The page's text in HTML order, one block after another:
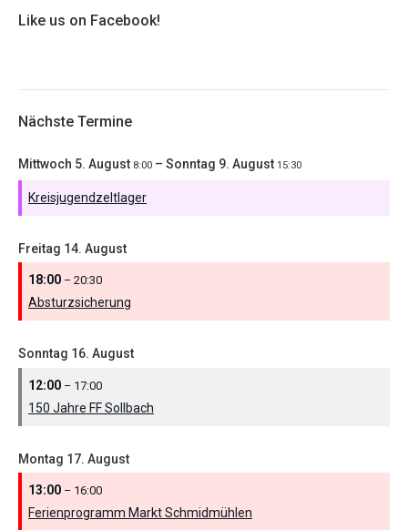
Like us on Facebook!
Nächste Termine
Mittwoch 5. August 8:00 – Sonntag 9. August 15:30
Kreisjugendzeltlager
Freitag 14. August
18:00 – 20:30
Absturzsicherung
Sonntag 16. August
12:00 – 17:00
150 Jahre FF Sollbach
Montag 17. August
13:00 – 16:00
Ferienprogramm Markt Schmidmühlen